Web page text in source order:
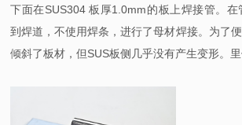
下面在SUS304 板厚1.0mm的板上焊接管。
到焊道，不使用焊条，进行了母材焊接。为了
倾斜了板材，但SUS板侧几乎没有产生变形。里